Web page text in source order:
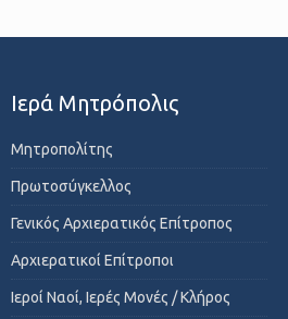
Ιερά Μητρόπολις
Μητροπολίτης
Πρωτοσύγκελλος
Γενικός Αρχιερατικός Επίτροπος
Αρχιερατικοί Επίτροποι
Ιεροί Ναοί, Ιερές Μονές / Κλήρος